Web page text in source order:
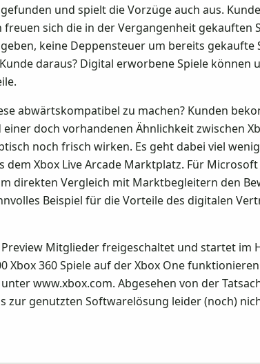
und spielt die Vorzüge auch aus.
sich die in der Vergangenheit gekauften
keine Deppensteuer um bereits gekaufte
daraus? Digital erworbene Spiele können
abwärtskompatibel zu machen? Kunden
doch vorhandenen Ähnlichkeit zwischen
noch frisch wirken. Es geht dabei viel
Xbox Live Arcade Marktplatz. Für Microsoft
direkten Vergleich mit Marktbegleitern den
Beispiel für die Vorteile des digitalen
Mitglieder freigeschaltet und startet im
Xbox 360 Spiele auf der Xbox One
www.xbox.com. Abgesehen von der
zur genutzten Softwarelösung leider (noch)